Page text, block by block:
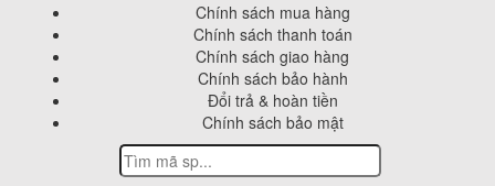
Chính sách mua hàng
Chính sách thanh toán
Chính sách giao hàng
Chính sách bảo hành
Đổi trả & hoàn tiền
Chính sách bảo mật